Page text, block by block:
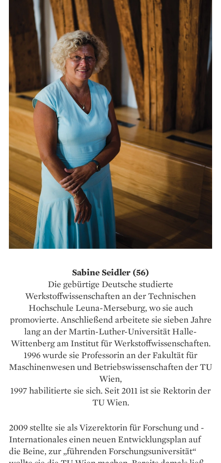
Sabine Seidler (56)
Die gebürtige Deutsche studierte
Werkstoffwissenschaften an der Technischen
Hochschule Leuna-Merseburg, wo sie auch
promovierte. Anschließend arbeitete sie sieben Jahre
lang an der Martin-Luther-Universität Halle-
Wittenberg am Institut für Werkstoffwissenschaften.
1996 wurde sie Professorin an der Fakultät für
Maschinenwesen und Betriebswissenschaften der TU
Wien,
1997 habilitierte sie sich. Seit 2011 ist sie Rektorin der
TU Wien.
2009 stellte sie als ­Vizerektorin für Forschung und ­
Internationales ­einen neuen Entwicklungsplan auf
die Beine, zur „führenden Forschungsuniversität“